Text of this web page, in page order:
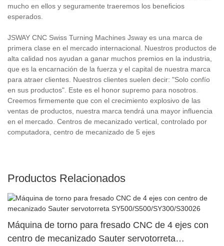
mucho en ellos y seguramente traeremos los beneficios
esperados.
JSWAY CNC Swiss Turning Machines Jsway es una marca de
primera clase en el mercado internacional. Nuestros productos de
alta calidad nos ayudan a ganar muchos premios en la industria,
que es la encarnación de la fuerza y el capital de nuestra marca
para atraer clientes. Nuestros clientes suelen decir: "Solo confío
en sus productos". Este es el honor supremo para nosotros.
Creemos firmemente que con el crecimiento explosivo de las
ventas de productos, nuestra marca tendrá una mayor influencia
en el mercado. Centros de mecanizado vertical, controlado por
computadora, centro de mecanizado de 5 ejes
Productos Relacionados
Máquina de torno para fresado CNC de 4 ejes con
centro de mecanizado Sauter servotorreta